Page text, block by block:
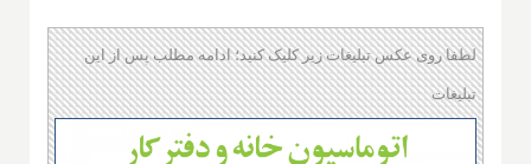
لطفا روی عکس تبلیغات زیر کلیک کنید؛ ادامه مطلب پس از این
تبلیغات